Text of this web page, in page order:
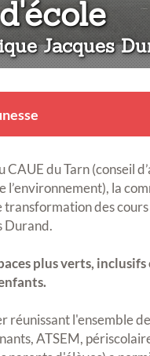
:
Jacques
CAUE du Tarn (conseil
l’environnement), la
transformation des
Durand.
plus verts,
réunissant l'ensemble
ATSEM,